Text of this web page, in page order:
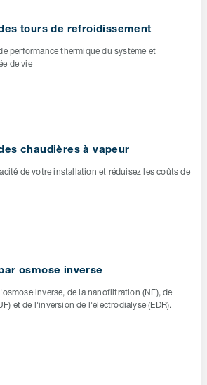
tours de refroidissement
performance thermique du système et
de vie
chaudières à vapeur
de votre installation et réduisez les coûts de
osmose inverse
inverse, de la nanofiltration (NF), de
et de l'inversion de l'électrodialyse (EDR).